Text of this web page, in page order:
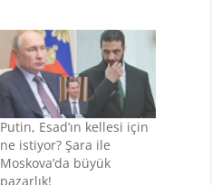
Putin, Esad’ın kellesi için
ne istiyor? Şara ile
Moskova’da büyük
pazarlık!